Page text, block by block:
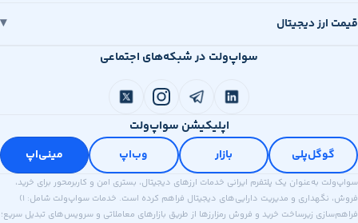
قیمت ارز دیجیتال
سواپ‌ولت در شبکه‌های اجتماعی
اپلیکیشن سواپ‌ولت
گوگل‌پلی بازار وب‌اپ مینی‌اپ
سواپ‌ولت به‌عنوان یک پلتفرم ایرانی خدمات ارزهای دیجیتال، بستری امن و کاربرمحور برای خرید،
فروش، نگهداری و مدیریت دارایی‌های دیجیتال فراهم کرده است. خدمات سواپ‌ولت شامل: ۱)
فراهم‌سازی زیرساخت خرید و فروش رمزارزها از طریق بازارهای معاملاتی و سرویس‌های تبدیل سریع؛